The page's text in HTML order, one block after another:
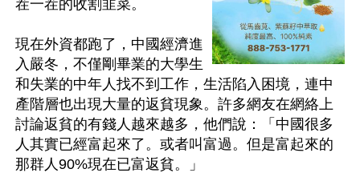
茬一茬的收割韭菜。
現在外資都跑了，中國經濟進
入嚴冬，不僅剛畢業的大學生
和失業的中年人找不到工作，生活陷入困境，連中
產階層也出現大量的返貧現象。許多網友在網絡上
討論返貧的有錢人越來越多，他們說：「中國很多
人其實已經富起來了。或者叫富過。但是富起來的
那群人90%現在已富返貧。」